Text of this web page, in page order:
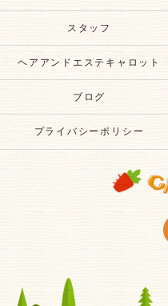
スタッフ
ヘアアンドエステキャロット
ブログ
プライバシーポリシー